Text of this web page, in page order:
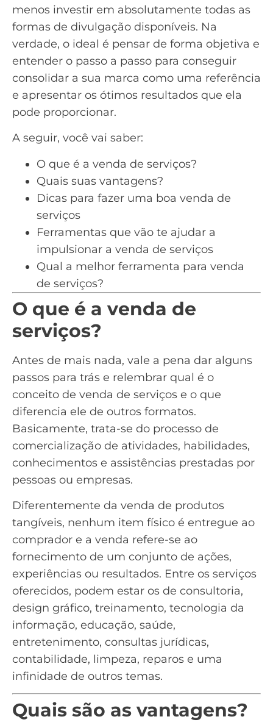
menos investir em absolutamente todas as
formas de divulgação disponíveis. Na
verdade, o ideal é pensar de forma objetiva e
entender o passo a passo para conseguir
consolidar a sua marca como uma referência
e apresentar os ótimos resultados que ela
pode proporcionar.
A seguir, você vai saber:
O que é a venda de serviços?
Quais suas vantagens?
Dicas para fazer uma boa venda de
serviços
Ferramentas que vão te ajudar a
impulsionar a venda de serviços
Qual a melhor ferramenta para venda
de serviços?
O que é a venda de
serviços?
Antes de mais nada, vale a pena dar alguns
passos para trás e relembrar qual é o
conceito de venda de serviços e o que
diferencia ele de outros formatos.
Basicamente, trata-se do processo de
comercialização de atividades, habilidades,
conhecimentos e assistências prestadas por
pessoas ou empresas.
Diferentemente da venda de produtos
tangíveis, nenhum item físico é entregue ao
comprador e a venda refere-se ao
fornecimento de um conjunto de ações,
experiências ou resultados. Entre os serviços
oferecidos, podem estar os de consultoria,
design gráfico, treinamento, tecnologia da
informação, educação, saúde,
entretenimento, consultas jurídicas,
contabilidade, limpeza, reparos e uma
infinidade de outros temas.
Quais são as vantagens?